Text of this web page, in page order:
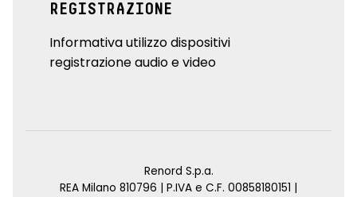
REGISTRAZIONE
Informativa utilizzo dispositivi
registrazione audio e video
Renord S.p.a.
REA Milano 810796 | P.IVA e C.F. 00858180151 |